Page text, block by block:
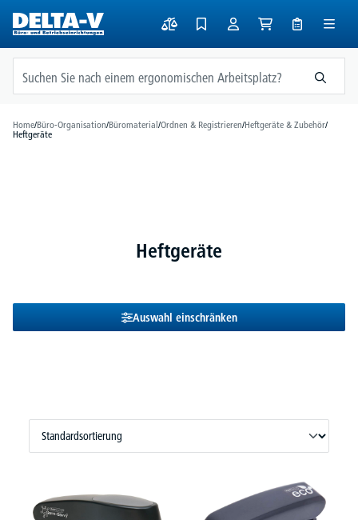
springen
Home/Büro-Organisation/Büromaterial/Ordnen & Registrieren/Heftgeräte & Zubehör/
Heftgeräte
Heftgeräte
Auswahl einschränken